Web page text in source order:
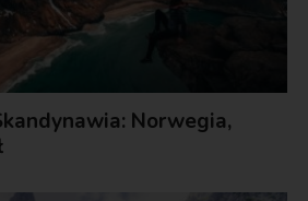
Norwegia,